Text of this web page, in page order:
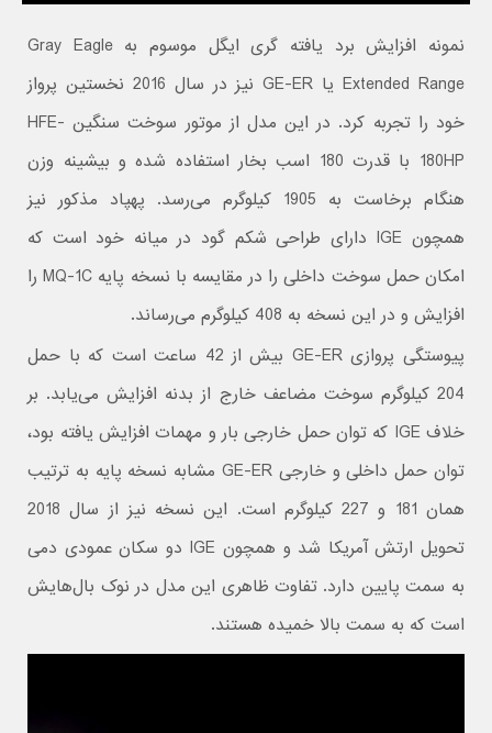
نمونه افزایش برد یافته گری ایگل موسوم به Gray Eagle
Extended Range یا GE-ER نیز در سال 2016 نخستین پرواز
خود را تجربه کرد. در این مدل از موتور سوخت سنگین HFE-
180HP با قدرت 180 اسب بخار استفاده شده و بیشینه وزن
هنگام برخاست به 1905 کیلوگرم می‌رسد. پهپاد مذکور نیز
همچون IGE دارای طراحی شکم گود در میانه خود است که
امکان حمل سوخت داخلی را در مقایسه با نسخه پایه MQ-1C را
افزایش و در این نسخه به 408 کیلوگرم می‌رساند.
پیوستگی پروازی GE-ER بیش از 42 ساعت است که با حمل
204 کیلوگرم سوخت مضاعف خارج از بدنه افزایش می‌یابد. بر
خلاف IGE که توان حمل خارجی بار و مهمات افزایش یافته بود،
توان حمل داخلی و خارجی GE-ER مشابه نسخه پایه به ترتیب
همان 181 و 227 کیلوگرم است. این نسخه نیز از سال 2018
تحویل ارتش آمریکا شد و همچون IGE دو سکان عمودی دمی
به سمت پایین دارد. تفاوت ظاهری این مدل در نوک بال‌هایش
است که به سمت بالا خمیده هستند.